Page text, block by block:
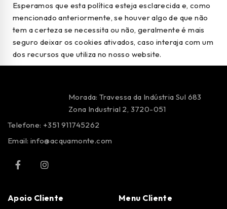
Esperamos que esta política esteja esclarecida e, como
mencionado anteriormente, se houver algo de que não
tem a certeza se necessita ou não, geralmente é mais
seguro deixar os cookies ativados, caso interaja com um
dos recursos que utiliza no nosso website.
Morada: Travessa da Indústria Sul 683
Zona Industrial 2, 3720-051
Telefone: +351 911745262
Email: info@acquamonte.com
Apoio Cliente Menu Cliente